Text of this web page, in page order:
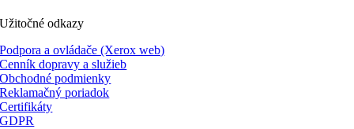
Užitočné odkazy
Podpora a ovládače (Xerox web)
Cenník dopravy a služieb
Obchodné podmienky
Reklamačný poriadok
Certifikáty
GDPR